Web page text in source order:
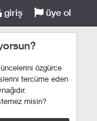
giriş üye ol
özgürce
tercüme eden
misin?